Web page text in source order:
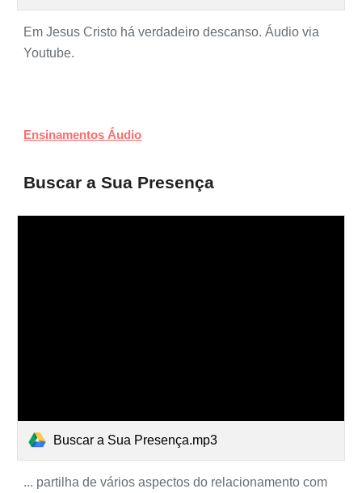
Em Jesus Cristo há verdadeiro descanso. Áudio via
Youtube.
Ensinamentos Áudio
Buscar a Sua Presença
Buscar a Sua Presença.mp3
... partilha de vários aspectos do relacionamento com